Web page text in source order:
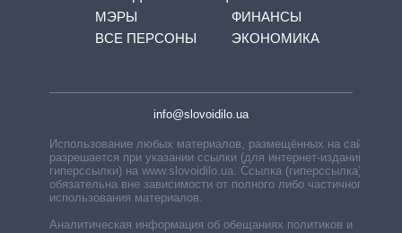
МЭРЫ
ВСЕ ПЕРСОНЫ
ФИНАНСЫ
ЭКОНОМИКА
info@slovoidilo.ua
Использование любых материалов, размещённых на сайте,
разрешается при указании ссылки (для интернет-изданий —
гиперссылки) на www.slovoidilo.ua. Ссылка (гиперссылка)
обязательна вне зависимости от полного либо частичного
использования материалов.
Аналитическая информация об обещаниях политиков и